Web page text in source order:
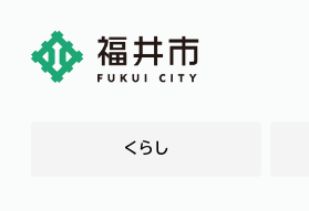
くらし